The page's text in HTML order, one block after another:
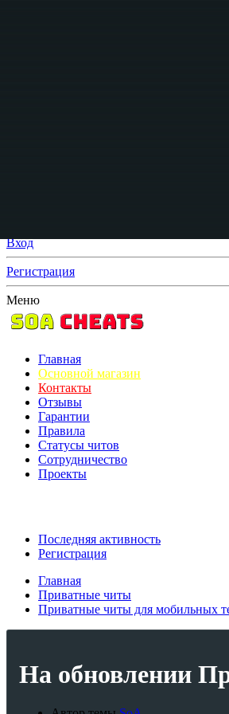
Вход
Регистрация
Меню
Главная
Основной магазин
Контакты
Отзывы
Гарантии
Правила
Статусы читов
Сотрудничество
Проекты
Последняя активность
Регистрация
Главная
Приватные читы
Приватные читы для мобильных
На обновлении